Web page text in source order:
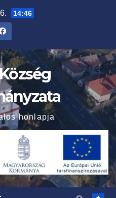
14:46
honlapja